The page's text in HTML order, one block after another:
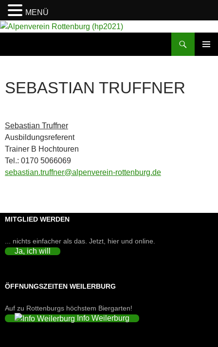
SEBASTIAN TRUFFNER
Sebastian Truffner
Ausbildungsreferent
Trainer B Hochtouren
Tel.: 0170 5066069
sebastian.truffner@alpenverein-rottenburg.de
MITGLIED WERDEN
... nichts einfacher als das. Jetzt, hier und online.
Ja, ich will
ÖFFNUNGSZEITEN WEILERBURG
Auf zu Rottenburgs höchstem Biergarten!
Info Weilerburg
MENÜ